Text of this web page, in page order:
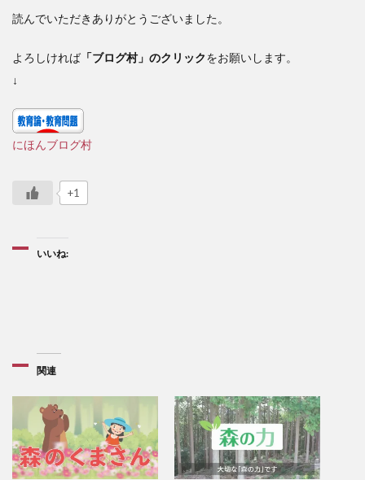
読んでいただきありがとうございました。
よろしければ 「ブログ村」のクリックをお願いします。
↓
にほんブログ村
+1
いいね:
関連